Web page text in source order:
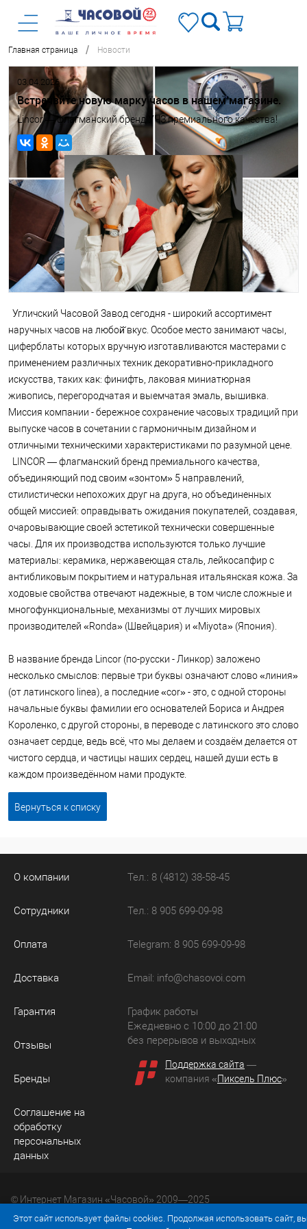
Главная страница / Новости
03.04.2026
Встречвйте новую марку часов в нашем магазине.
Lincor — флагманский бренд УЧЗ премиального качества!
Угличский Часовой Завод сегодня - широкий ассортимент
наручных часов на любой̆ вкус. Особое место занимают часы,
циферблаты которых вручную изготавливаются мастерами с
применением различных техник декоративно-прикладного
искусства, таких как: финифть, лаковая миниатюрная
живопись, перегородчатая и выемчатая эмаль, вышивка.
Миссия компании - бережное сохранение часовых традиций при
выпуске часов в сочетании с гармоничным дизайном и
отличными техническими характеристиками по разумной цене.
LINCOR — флагманский бренд премиального качества,
объединяющий под своим «зонтом» 5 направлений,
стилистически непохожих друг на друга, но объединенных
общей миссией: оправдывать ожидания покупателей, создавая,
очаровывающие своей эстетикой технически совершенные
часы. Для их производства используются только лучшие
материалы: керамика, нержавеющая сталь, лейкосапфир с
антибликовым покрытием и натуральная итальянская кожа. За
ходовые свойства отвечают надежные, в том числе сложные и
многофункциональные, механизмы от лучших мировых
производителей «Ronda» (Швейцария) и «Miyota» (Япония).
В название бренда Lincor (по-русски - Линкор) заложено
несколько смыслов: первые три буквы означают слово «линия»
(от латинского linea), а последние «cor» - это, с одной стороны
начальные буквы фамилии его основателей Бориса и Андрея
Короленко, с другой стороны, в переводе с латинского это слово
означает сердце, ведь всё, что мы делаем и создаём делается от
чистого сердца, и частицы наших сердец, нашей души есть в
каждом произведённом нами продукте.
Вернуться к списку
О компании
Сотрудники
Оплата
Доставка
Гарантия
Отзывы
Бренды
Соглашение на
обработку
персональных
данных
Тел.: 8 (4812) 38-58-45
Тел.: 8 905 699-09-98
Telegram: 8 905 699-09-98
Email: info@chasovoi.com
График работы
Ежедневно с 10:00 до 21:00
без перерывов и выходных
Поддержка сайта —
компания «Пиксель Плюс»
© Интернет Магазин «Часовой» 2009—2025
Юридический адрес: 214036 Россия, г. Смоленск, ул.
Этот сайт использует файлы cookies. Продолжая использовать сайт,